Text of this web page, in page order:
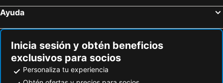
Ayuda
Inicia sesión y obtén beneficios
exclusivos para socios
Personaliza tu experiencia